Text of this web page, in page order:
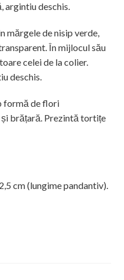
argintiu deschis.
mărgele de nisip verde,
În mijlocul său
celei de la colier.
deschis.
formă de flori
brățară. Prezintă tortițe
cm (lungime pandantiv).